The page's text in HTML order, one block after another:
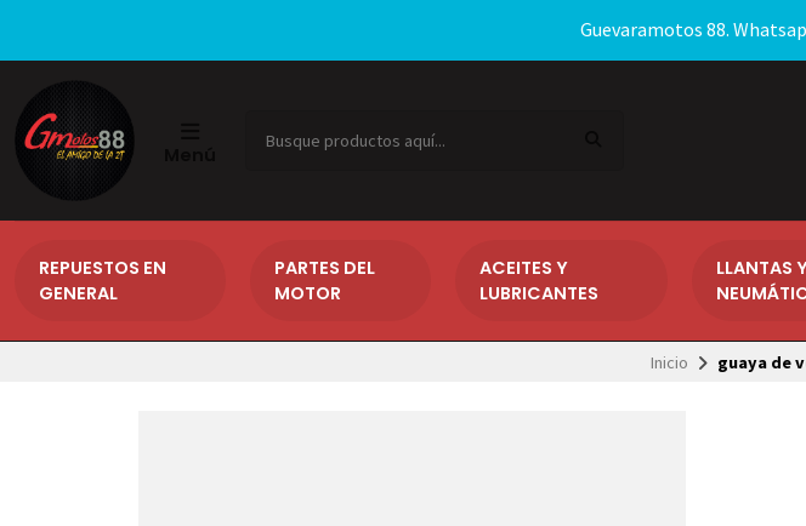
Guevaramotos 88.
REPUESTOS EN
GENERAL
PARTES DEL
MOTOR
ACEITES Y
LUBRICANTES
LLANTAS
Inicio guaya de